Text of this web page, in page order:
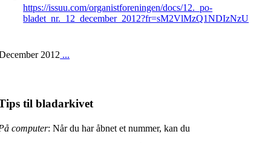
https://issuu.com/organistforeningen/docs/12._po-
bladet_nr._12_december_2012?fr=sM2VlMzQ1NDIzNzU
2012 ...
til bladarkivet
computer: Når du har åbnet et nummer, kan du